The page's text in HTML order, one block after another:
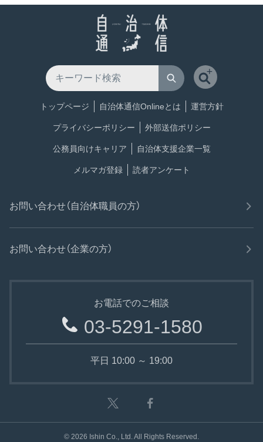
トップページ 自治体通信Onlineとは 運営方針
プライバシーポリシー 外部送信ポリシー
公務員向けキャリア 自治体支援企業一覧
メルマガ登録 読者アンケート
お問い合わせ（自治体職員の方）
お問い合わせ（企業の方）
お電話でのご相談
03-5291-1580
平日 10:00 ～ 19:00
© 2026 Ishin Co., Ltd. All Rights Reserved.